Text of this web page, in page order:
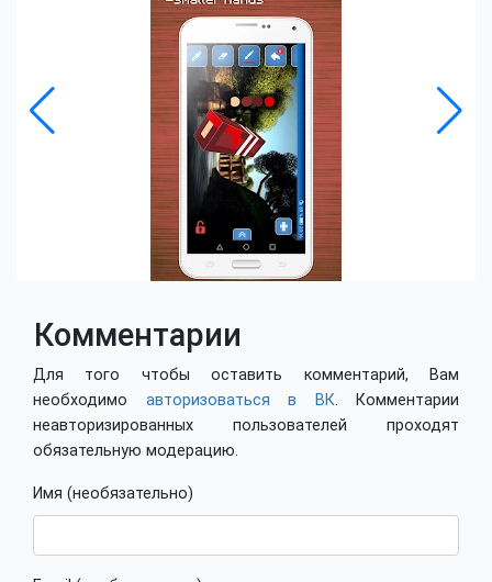
Комментарии
Для того чтобы оставить комментарий, Вам
необходимо авторизоваться в ВК. Комментарии
неавторизированных пользователей проходят
обязательную модерацию.
Имя (необязательно)